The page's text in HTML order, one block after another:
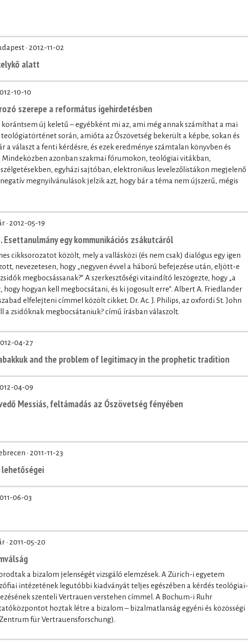
· 2012-11-02
alatt
10-10
szerepe a református igehirdetésben
korántsem új keletű – egyébként mi az, ami még annak számíthat a mai
során, amióta az Ószövetség bekerült a képbe, sokan és
a választ a fenti kérdésre, és ezek eredménye számtalan könyvben és
azonban szakmai fórumokon, teológiai vitákban,
egyházi sajtóban, elektronikus levelezőlistákon megjelenő
megnyilvánulások jelzik azt, hogy bár a téma nem újszerű, mégis
· 2012-05-19
Esettanulmány egy kommunikációs zsákutcáról
cikksorozatot közölt, mely a vallásközi (és nem csak) dialógus egy igen
nevezetesen, hogy „negyven évvel a háború befejezése után, eljött-e
megbocsássanak?” A szerkesztőségi vitaindító leszögezte, hogy „a
hogy hogyan kell megbocsátani, és ki jogosult erre”. Albert A. Friedlander
elfelejteni címmel közölt cikket. Dr. Ac. J. Philips, az oxfordi St. John
a zsidóknak megbocsátaniuk? című írásban válaszolt.
04-27
and the problem of legitimacy in the prophetic tradition
04-09
Messiás, feltámadás az Ószövetség fényében
· 2011-11-23
06-03
· 2011-05-20
a bizalom jelenségét vizsgáló elemzések. A Zürich-i egyetem
intézetének legutóbbi kiadványát teljes egészében a kérdés teológiai-
szenteli Vertrauen verstehen címmel. A Bochum-i Ruhr
hoztak létre a bizalom – bizalmatlanság egyéni és közösségi
für Vertrauensforschung).